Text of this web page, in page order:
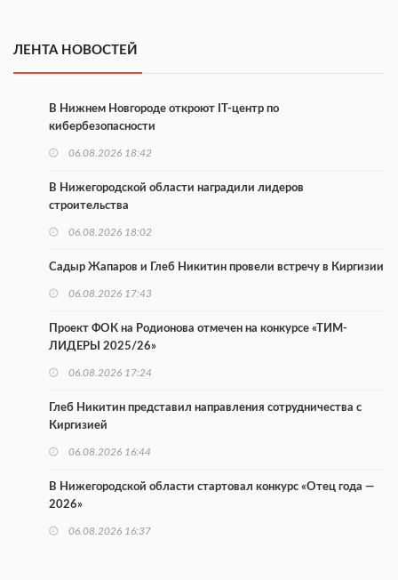
ЛЕНТА НОВОСТЕЙ
В Нижнем Новгороде откроют IT-центр по
кибербезопасности
06.08.2026 18:42
В Нижегородской области наградили лидеров
строительства
06.08.2026 18:02
Садыр Жапаров и Глеб Никитин провели встречу в Киргизии
06.08.2026 17:43
Проект ФОК на Родионова отмечен на конкурсе «ТИМ-
ЛИДЕРЫ 2025/26»
06.08.2026 17:24
Глеб Никитин представил направления сотрудничества с
Киргизией
06.08.2026 16:44
В Нижегородской области стартовал конкурс «Отец года —
2026»
06.08.2026 16:37